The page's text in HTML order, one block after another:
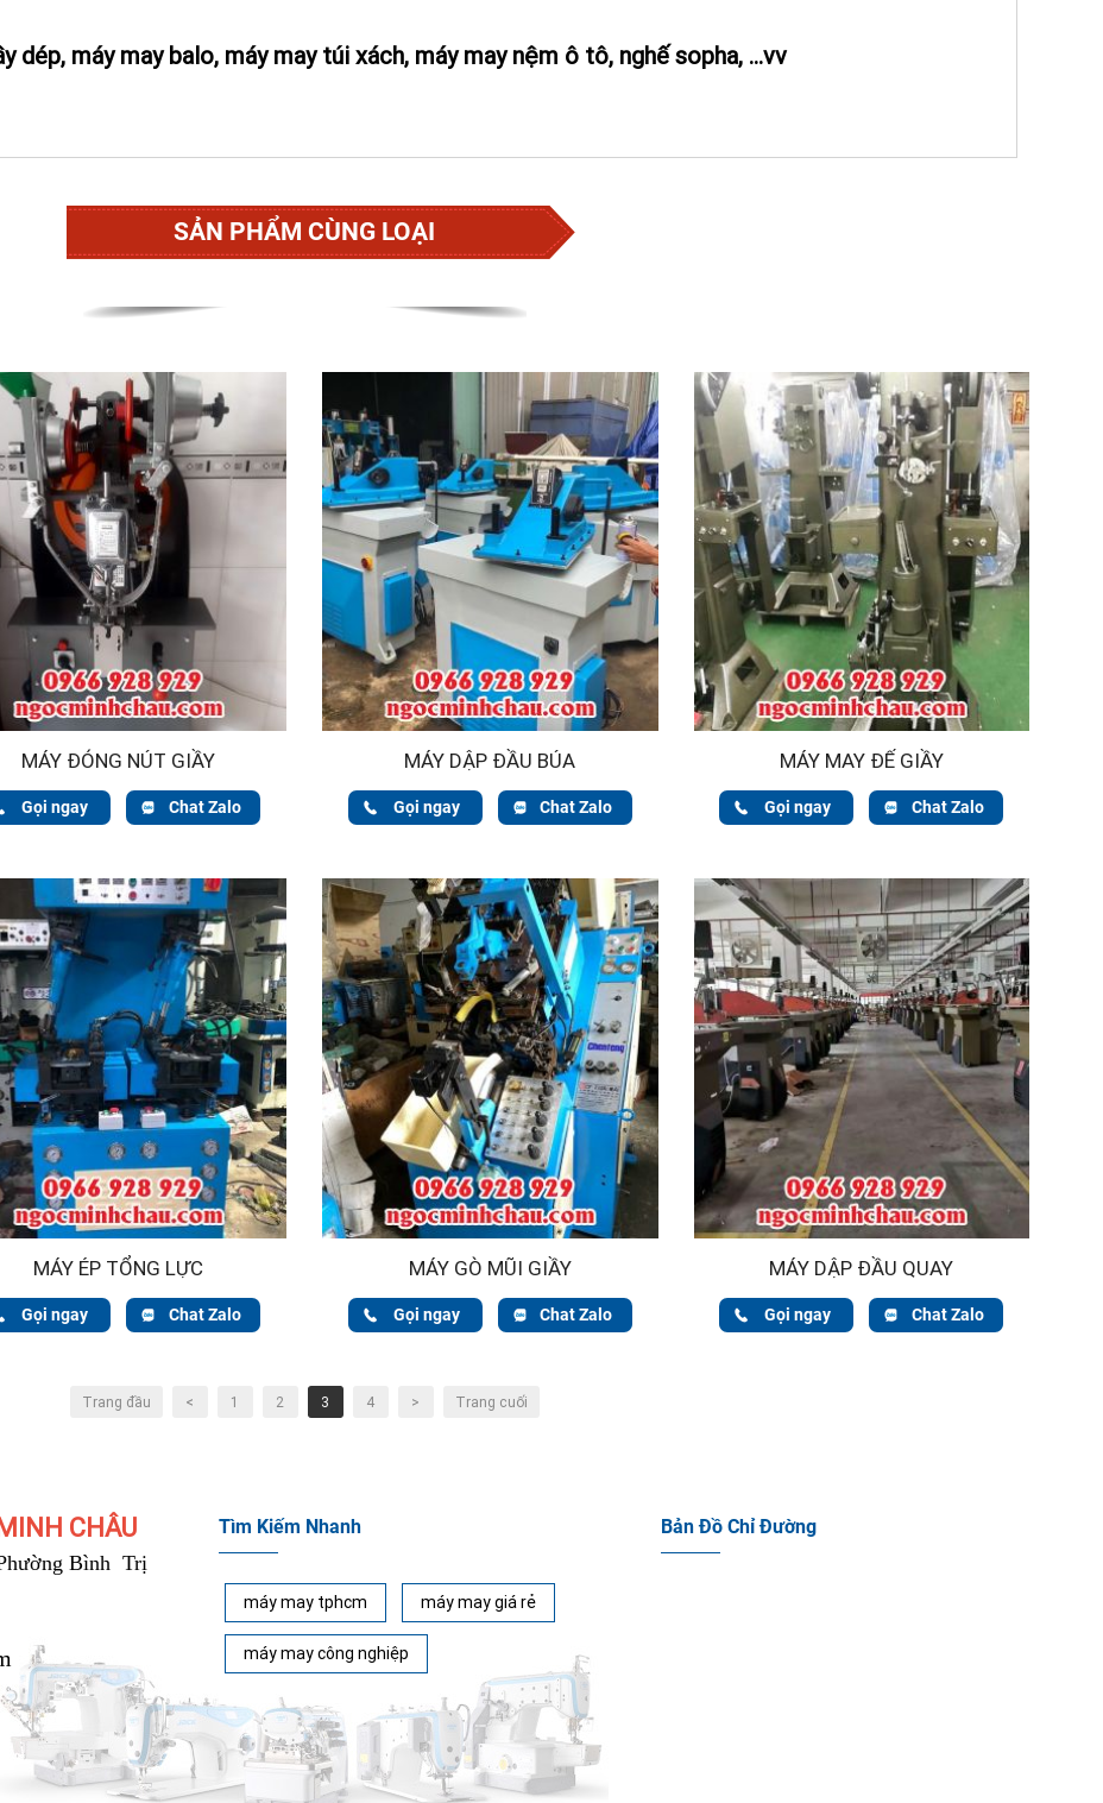
dép, máy may balo, máy may túi xách, máy may nệm ô tô, nghế sopha, ...vv
SẢN PHẨM CÙNG LOẠI
MÁY ĐÓNG NÚT GIẦY
Gọi ngay Chat Zalo
MÁY DẬP ĐẦU BÚA
Gọi ngay Chat Zalo
MÁY MAY ĐẾ GIẦY
Gọi ngay Chat Zalo
MÁY ÉP TỔNG LỰC
Gọi ngay Chat Zalo
MÁY GÒ MŨI GIẦY
Gọi ngay Chat Zalo
MÁY DẬP ĐẦU QUAY
Gọi ngay Chat Zalo
Trang đầu < 1 2 3 4 > Trang cuối
CHÂU
Bình Trị
Tìm Kiếm Nhanh
máy may tphcm máy may giá rẻ
máy may công nghiệp
Bản Đồ Chỉ Đường